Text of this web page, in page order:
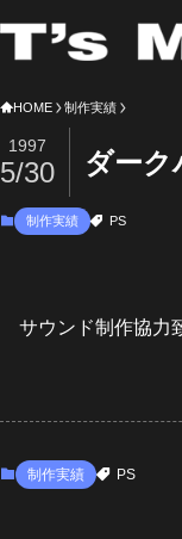
HOME 制作実績
ダーク
1997
5/30
制作実績 PS
サウンド制作協力
制作実績 PS